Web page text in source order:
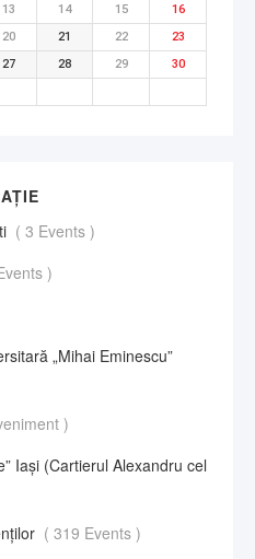
13 14 15
16
20 21 22
23
27 28 29
30
( 3 Events )
)
„Mihai Eminescu”
)
Iaşi (Cartierul Alexandru cel
( 319 Events )